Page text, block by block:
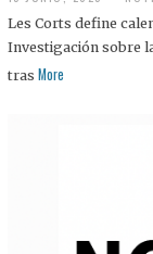
Les Corts define
Investigación sobre
tras More